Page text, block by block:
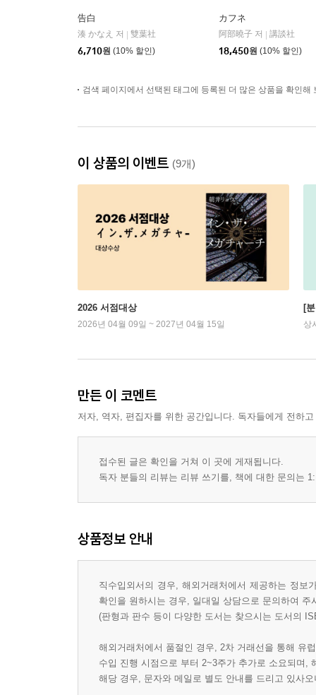
告白
湊 かなえ 저
雙葉社
6,710원 (10% 할인)
カフネ
阿部曉子 저
講談社
18,450원 (10% 할인)
검색 페이지에서 선택된 태그에 등록된 더 많은 상품을 확인해
이 상품의 이벤트 (9개)
2026 서점대상
2026년 04월 09일 ~ 2027년 04월 15일
[
상
만든 이 코멘트
저자, 역자, 편집자를 위한 공간입니다. 독자들에게 전하
접수된 글은 확인을 거쳐 이 곳에 게재됩니다.
독자 분들의 리뷰는 리뷰 쓰기를, 책에 대한 문의는
상품정보 안내
직수입외서의 경우, 해외거래처에서 제공하는 정
확인을 원하시는 경우, 일대일 상담으로 문의하여 주
(판형과 판수 등이 다양한 도서는 찾으시는 도서의
해외거래처에서 품절인 경우, 2차 거래선을 통해 유
수입 진행 시점으로 부터 2~3주가 추가로 소요되며,
해당 경우, 문자와 메일로 별도 안내를 드리고 있사